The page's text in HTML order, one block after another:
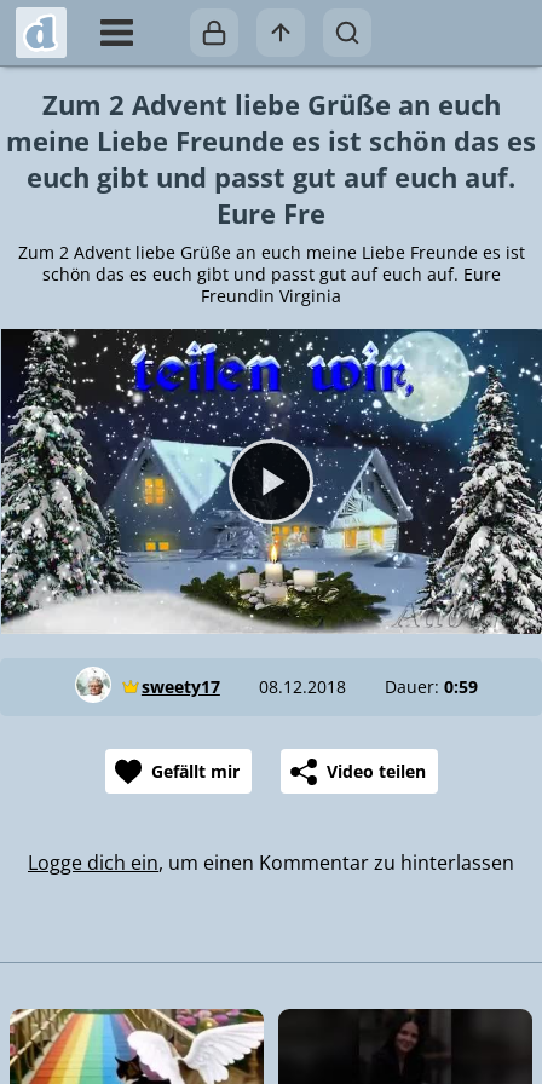
Zum 2 Advent liebe Grüße an euch
meine Liebe Freunde es ist schön das es
euch gibt und passt gut auf euch auf.
Eure Fre
Zum 2 Advent liebe Grüße an euch meine Liebe Freunde es ist
schön das es euch gibt und passt gut auf euch auf. Eure
Freundin Virginia
Video abspielen
sweety17 08.12.2018 Dauer: 0:59
Gefällt mir Video teilen
Logge dich ein, um einen Kommentar zu hinterlassen